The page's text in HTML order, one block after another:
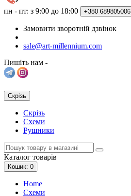
пн - пт: з 9:00 до 18:00 +380 689805006
Замовити зворотній дзвінок
sale@art-millennium.com
Пишіть нам -
Скрізь
Скрізь
Схеми
Рушники
Каталог товарів
Кошик: 0
Home
Схеми